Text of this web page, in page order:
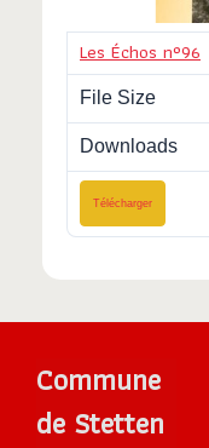
Les Échos n°96
File Size
Downloads
Télécharger
Commune
de Stetten